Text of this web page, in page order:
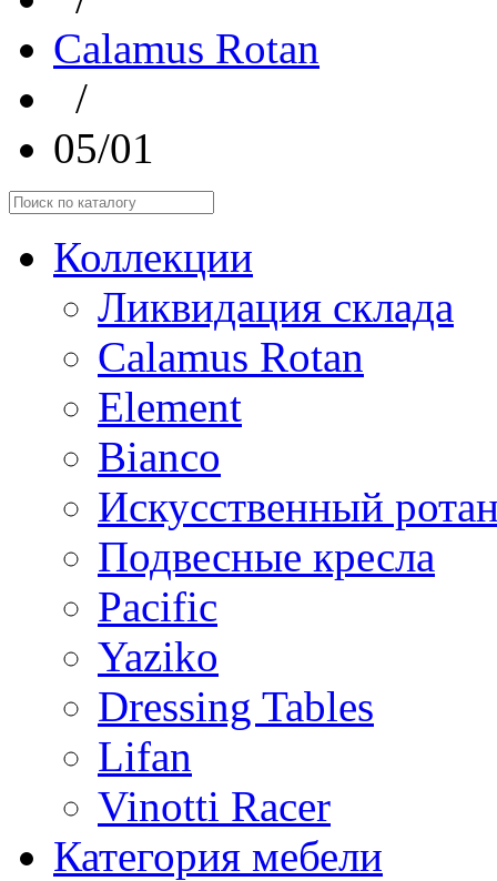
Calamus Rotan
/
05/01
Коллекции
Ликвидация склада
Calamus Rotan
Element
Bianco
Искусственный
Подвесные кресла
Pacific
Yaziko
Dressing Tables
Lifan
Vinotti Racer
Категория мебели